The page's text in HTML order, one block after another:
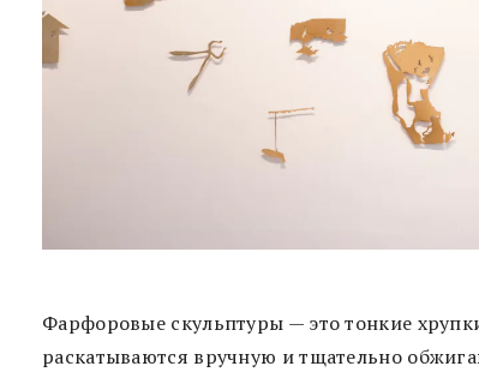
Фарфоровые скульптуры — это тонкие
раскатываются вручную и тщательно